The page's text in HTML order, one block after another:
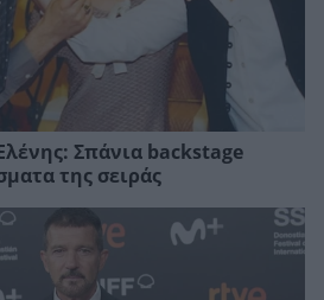
Σπάνια backstage
της σειράς